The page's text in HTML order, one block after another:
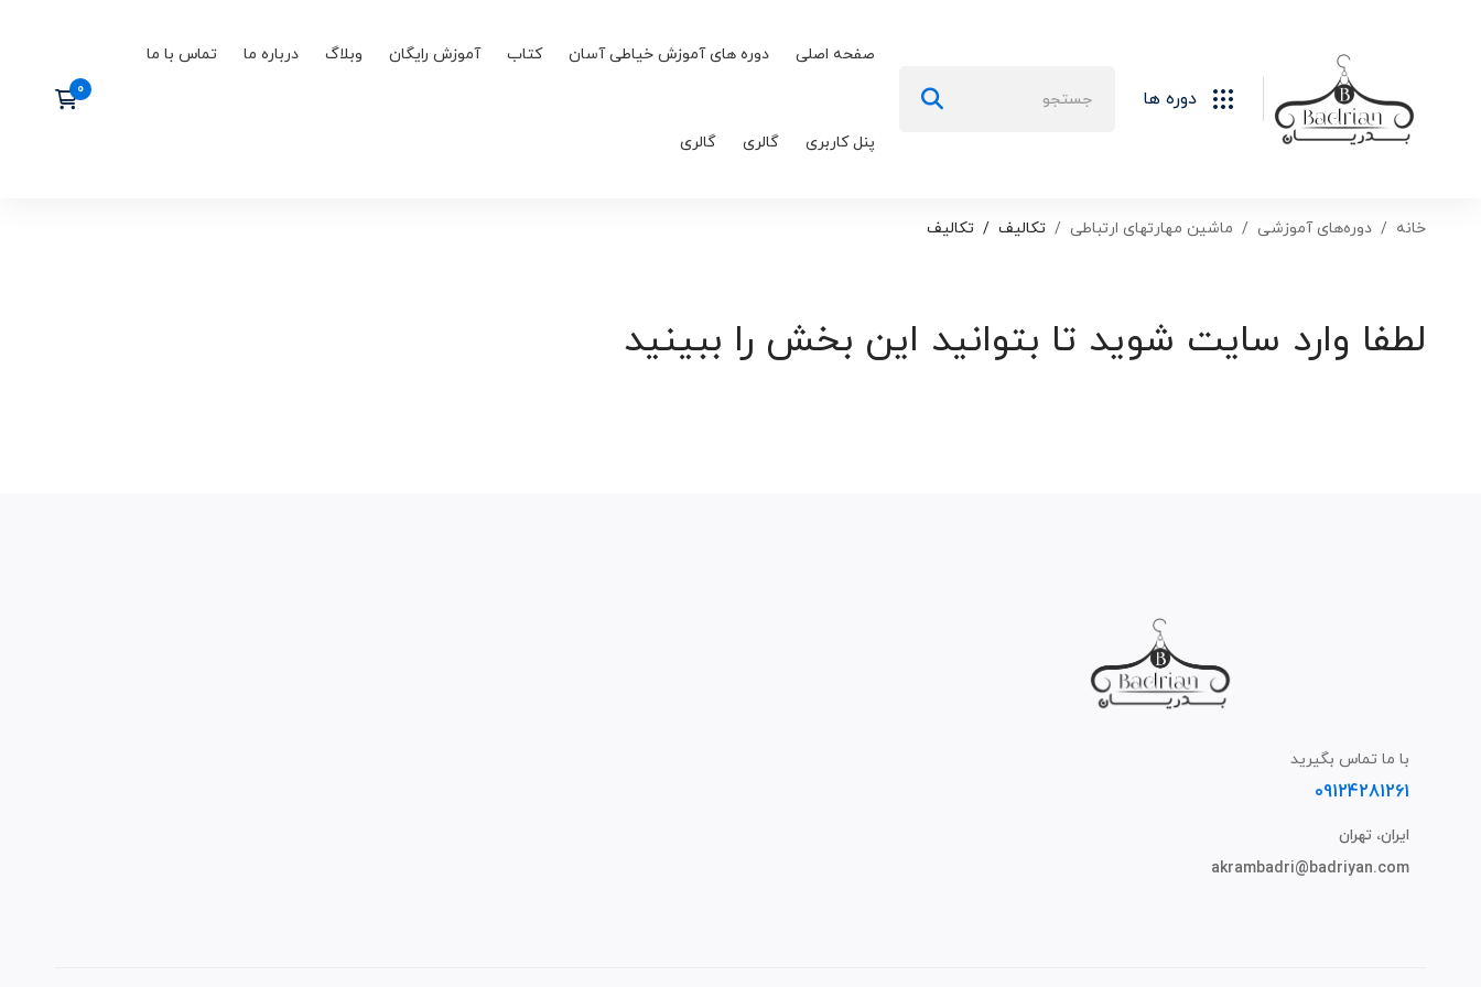
دوره ها
صفحه اصلی دوره های آموزش خیاطی آسان کتاب آموزش رایگان وبلاگ درباره ما تماس با ما
پنل کاربری گالری گالری
خانه دوره‌های آموزشی ماشین مهارتهای ارتباطی تکالیف تکالیف
لطفا وارد سایت شوید تا بتوانید این بخش را ببینید
با ما تماس بگیرید
09124281261
ایران، تهران
akrambadri@badriyan.com